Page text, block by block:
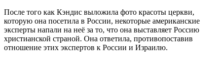
После того как Кэндис выложила фото красоты церкви,
которую она посетила в России, некоторые американские
эксперты напали на неё за то, что она выставляет Россию
христианской страной. Она ответила, противопоставив
отношение этих экспертов к России и Израилю.